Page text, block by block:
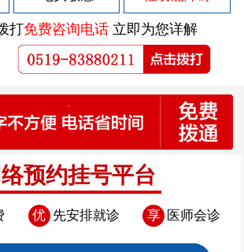
打免费咨询电话立即为您详解
络预约挂号平台
优 先安排就诊 享 医师会诊